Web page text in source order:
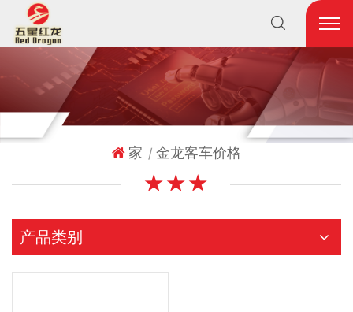
家 | 金龙客车价格
★ ★ ★
产品类别